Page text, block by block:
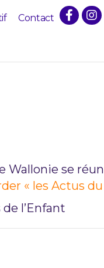
Contact
Wallonie se
« les Actus
l’Enfant